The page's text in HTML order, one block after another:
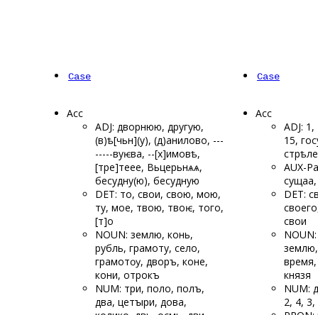
Case Case
Acc
ADJ: дворнюю, другую,
(в)ѣ[чьн](у), (д)анилово, ---
-----вуѥва, --[х]имовѣ,
[тре]теее, Вьцерьнѧѧ,
бесудну(ю), бесудную
DET: то, свои, свою, мою,
ту, мое, твою, твоѥ, того,
[т]о
NOUN: землю, конь,
рубль, грамоту, село,
грамотѹ, дворъ, коне,
кони, отрокъ
NUM: три, поло, полъ,
два, цетꙑри, дова,
Acc
ADJ:
15,
AUX-
DET:
свои
князя
NUM:
2, 4,